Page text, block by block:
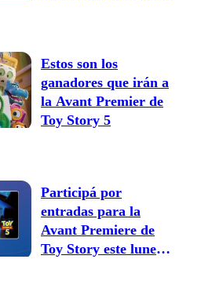
Estos son los
ganadores que irán a
la Avant Premier de
Toy Story 5
Participá por
entradas para la
Avant Premiere de
Toy Story este lunes